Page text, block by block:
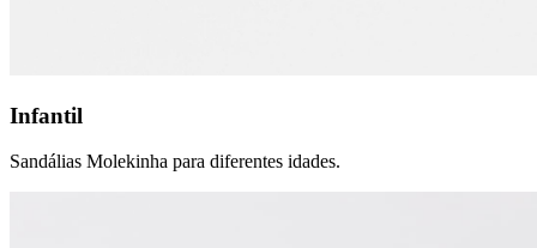
Infantil
Sandálias Molekinha para diferentes idades.